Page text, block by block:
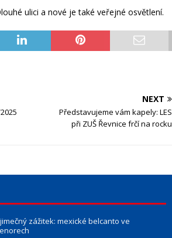
ulici a nové je také veřejné osvětlení.
NEXT
Představujeme vám kapely: LES
při ZUŠ Řevnice frčí na rocku
zážitek: mexické belcanto ve